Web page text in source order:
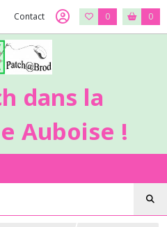
Contact 0 0
dans la
Auboise !